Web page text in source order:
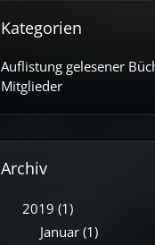
Kategorien
Auflistung gelesener
Mitglieder
Archiv
2019 (1)
Januar (1)